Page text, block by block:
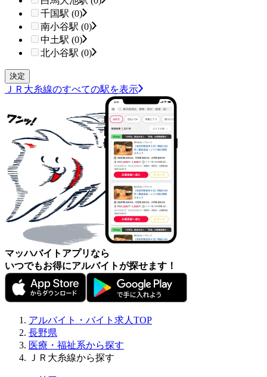
千国駅 (0)
南小谷駅 (0)
中土駅 (0)
北小谷駅 (0)
ＪＲ大糸線のすべての駅を表示
マッハバイトアプリなら
いつでもお得にアルバイトが探せます！
アルバイト・バイト求人TOP
長野県
医療・福祉系から探す
ＪＲ大糸線から探す